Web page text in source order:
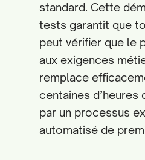
standard. Cette
tests garantit que
peut vérifier que le
aux exigences
remplace
centaines d’heures
par un processus
automatisé de